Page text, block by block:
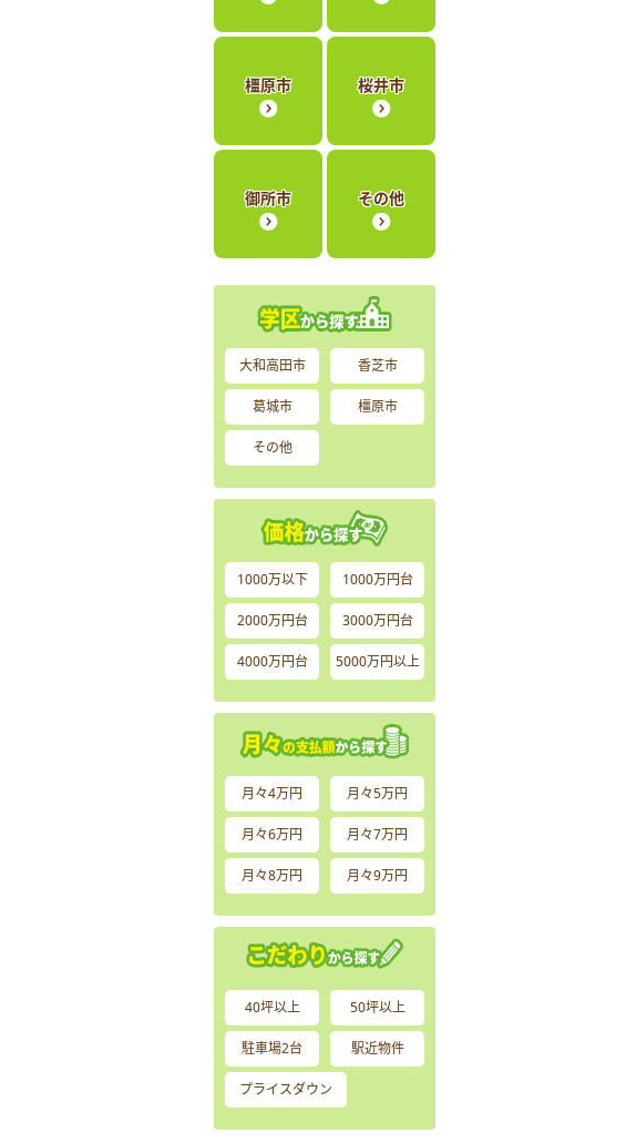
橿原市 桜井市
御所市 その他
大和高田市 香芝市
葛城市 橿原市
その他
1000万以下 1000万円台
2000万円台 3000万円台
4000万円台 5000万円以上
月々4万円 月々5万円
月々6万円 月々7万円
月々8万円 月々9万円
40坪以上 50坪以上
駐車場2台 駅近物件
プライスダウン